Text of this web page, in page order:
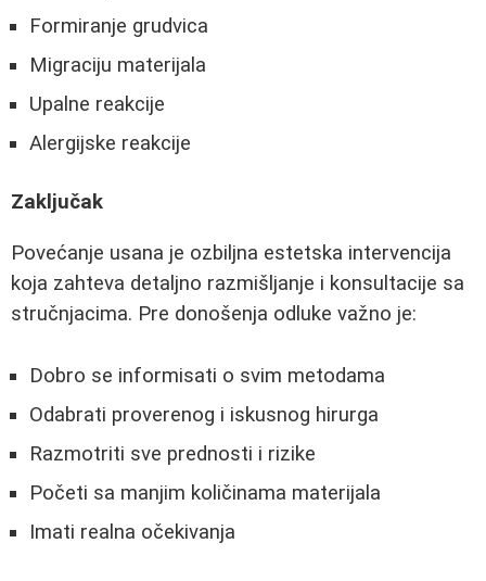
Formiranje grudvica
Migraciju materijala
Upalne reakcije
Alergijske reakcije
Zaključak
Povećanje usana je ozbiljna estetska intervencija
koja zahteva detaljno razmišljanje i konsultacije sa
stručnjacima. Pre donošenja odluke važno je:
Dobro se informisati o svim metodama
Odabrati proverenog i iskusnog hirurga
Razmotriti sve prednosti i rizike
Početi sa manjim količinama materijala
Imati realna očekivanja